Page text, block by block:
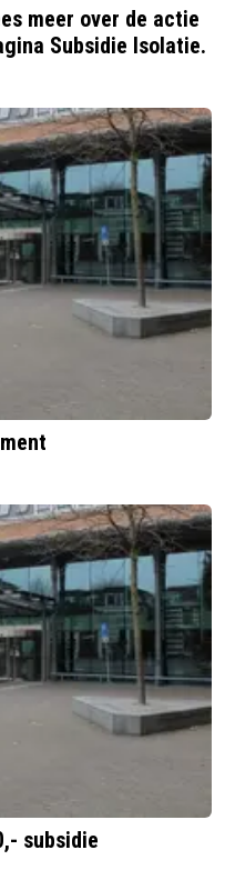
meer over de actie
Subsidie Isolatie.
subsidie